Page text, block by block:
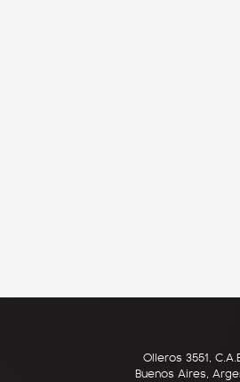
Olleros 3551,
Buenos Aires,